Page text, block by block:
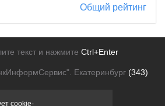
Общий рейтинг
текст и нажмите Ctrl+Enter
Екатеринбург (343)
cookie-